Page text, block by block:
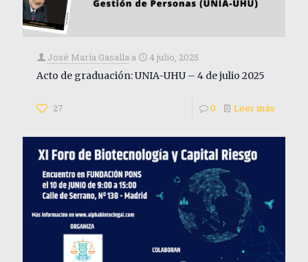
José María Gasalla a
4 julio, 2025
Acto de graduación: UNIA-UHU – 4 de julio 2025
27 0 Leer más